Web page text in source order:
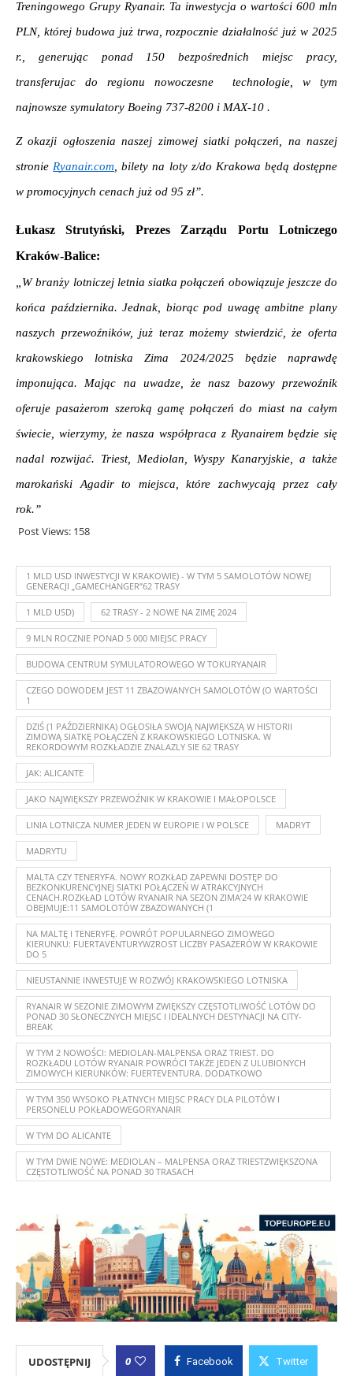
Treningowego Grupy Ryanair. Ta inwestycja o wartości 600 mln
PLN, której budowa już trwa, rozpocznie działalność już w 2025
r., generując ponad 150 bezpośrednich miejsc pracy,
transferujac do regionu nowoczesne  technologie, w tym
najnowsze symulatory Boeing 737-8200 i MAX-10 .
Z okazji ogłoszenia naszej zimowej siatki połączeń, na naszej
stronie Ryanair.com , bilety na loty z/do Krakowa będą dostępne
w promocyjnych cenach już od 95 zł”.
Łukasz Strutyński, Prezes Zarządu Portu Lotniczego
Kraków-Balice:
„W branży lotniczej letnia siatka połączeń obowiązuje jeszcze do
końca października. Jednak, biorąc pod uwagę ambitne plany
naszych przewoźników, już teraz możemy stwierdzić, że oferta
krakowskiego lotniska Zima 2024/2025 będzie naprawdę
imponująca. Mając na uwadze, że nasz bazowy przewoźnik
oferuje pasażerom szeroką gamę połączeń do miast na całym
świecie, wierzymy, że nasza współpraca z Ryanairem będzie się
nadal rozwijać. Triest, Mediolan, Wyspy Kanaryjskie, a także
marokański Agadir to miejsca, które zachwycają przez cały
rok.”
Post Views: 158
1 MLD USD INWESTYCJI W KRAKOWIE) - W TYM 5 SAMOLOTÓW NOWEJ
GENERACJI „GAMECHANGER”62 TRASY
1 MLD USD) 62 TRASY - 2 NOWE NA ZIMĘ 2024
9 MLN ROCZNIE PONAD 5 000 MIEJSC PRACY
BUDOWA CENTRUM SYMULATOROWEGO W TOKURYANAIR
CZEGO DOWODEM JEST 11 ZBAZOWANYCH SAMOLOTÓW (O WARTOŚCI
1
DZIŚ (1 PAŹDZIERNIKA) OGŁOSIŁA SWOJĄ NAJWIĘKSZĄ W HISTORII
ZIMOWĄ SIATKĘ POŁĄCZEŃ Z KRAKOWSKIEGO LOTNISKA. W
REKORDOWYM ROZKŁADZIE ZNALAZLY SIE 62 TRASY
JAK: ALICANTE
JAKO NAJWIĘKSZY PRZEWOŹNIK W KRAKOWIE I MAŁOPOLSCE
LINIA LOTNICZA NUMER JEDEN W EUROPIE I W POLSCE MADRYT
MADRYTU
MALTA CZY TENERYFA. NOWY ROZKŁAD ZAPEWNI DOSTĘP DO
BEZKONKURENCYJNEJ SIATKI POŁĄCZEŃ W ATRAKCYJNYCH
CENACH.ROZKŁAD LOTÓW RYANAIR NA SEZON ZIMA’24 W KRAKOWIE
OBEJMUJE:11 SAMOLOTÓW ZBAZOWANYCH (1
NA MALTĘ I TENERYFĘ. POWRÓT POPULARNEGO ZIMOWEGO
KIERUNKU: FUERTAVENTURYWZROST LICZBY PASAŻERÓW W KRAKOWIE
DO 5
NIEUSTANNIE INWESTUJE W ROZWÓJ KRAKOWSKIEGO LOTNISKA
RYANAIR W SEZONIE ZIMOWYM ZWIĘKSZY CZĘSTOTLIWOŚĆ LOTÓW DO
PONAD 30 SŁONECZNYCH MIEJSC I IDEALNYCH DESTYNACJI NA CITY-
BREAK
W TYM 2 NOWOŚCI: MEDIOLAN-MALPENSA ORAZ TRIEST. DO
ROZKŁADU LOTÓW RYANAIR POWRÓCI TAKŻE JEDEN Z ULUBIONYCH
ZIMOWYCH KIERUNKÓW: FUERTEVENTURA. DODATKOWO
W TYM 350 WYSOKO PŁATNYCH MIEJSC PRACY DLA PILOTÓW I
PERSONELU POKŁADOWEGORYANAIR
W TYM DO ALICANTE
W TYM DWIE NOWE: MEDIOLAN – MALPENSA ORAZ TRIESTZWIĘKSZONA
CZĘSTOTLIWOŚĆ NA PONAD 30 TRASACH
UDOSTĘPNIJ 0 Facebook Twitter